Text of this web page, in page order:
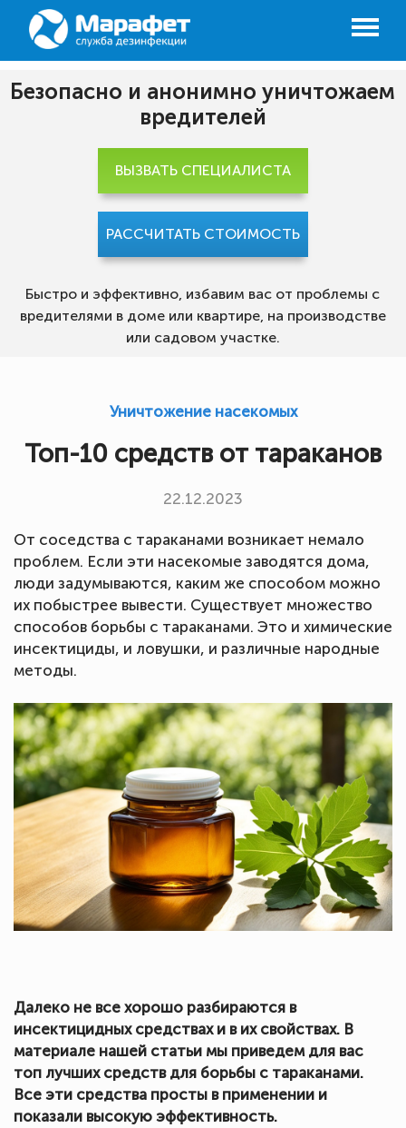
Безопасно и анонимно уничтожаем
вредителей
Быстро и эффективно, избавим вас от проблемы с
вредителями в доме или квартире, на производстве
или садовом участке.
ВЫЗВАТЬ СПЕЦИАЛИСТА
РАССЧИТАТЬ СТОИМОСТЬ
Уничтожение насекомых
Топ-10 средств от тараканов
22.12.2023
От соседства с тараканами возникает немало
проблем. Если эти насекомые заводятся дома,
люди задумываются, каким же способом можно
их побыстрее вывести. Существует множество
способов борьбы с тараканами. Это и химические
инсектициды, и ловушки, и различные народные
методы.
Далеко не все хорошо разбираются в
инсектицидных средствах и в их свойствах. В
материале нашей статьи мы приведем для вас
топ лучших средств для борьбы с тараканами.
Все эти средства просты в применении и
показали высокую эффективность.